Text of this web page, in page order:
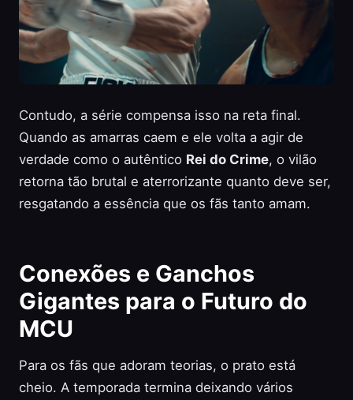
Contudo, a série compensa isso na reta final.
Quando as amarras caem e ele volta a agir de
verdade como o autêntico Rei do Crime, o vilão
retorna tão brutal e aterrorizante quanto deve ser,
resgatando a essência que os fãs tanto amam.
Conexões e Ganchos
Gigantes para o Futuro do
MCU
Para os fãs que adoram teorias, o prato está
cheio. A temporada termina deixando vários